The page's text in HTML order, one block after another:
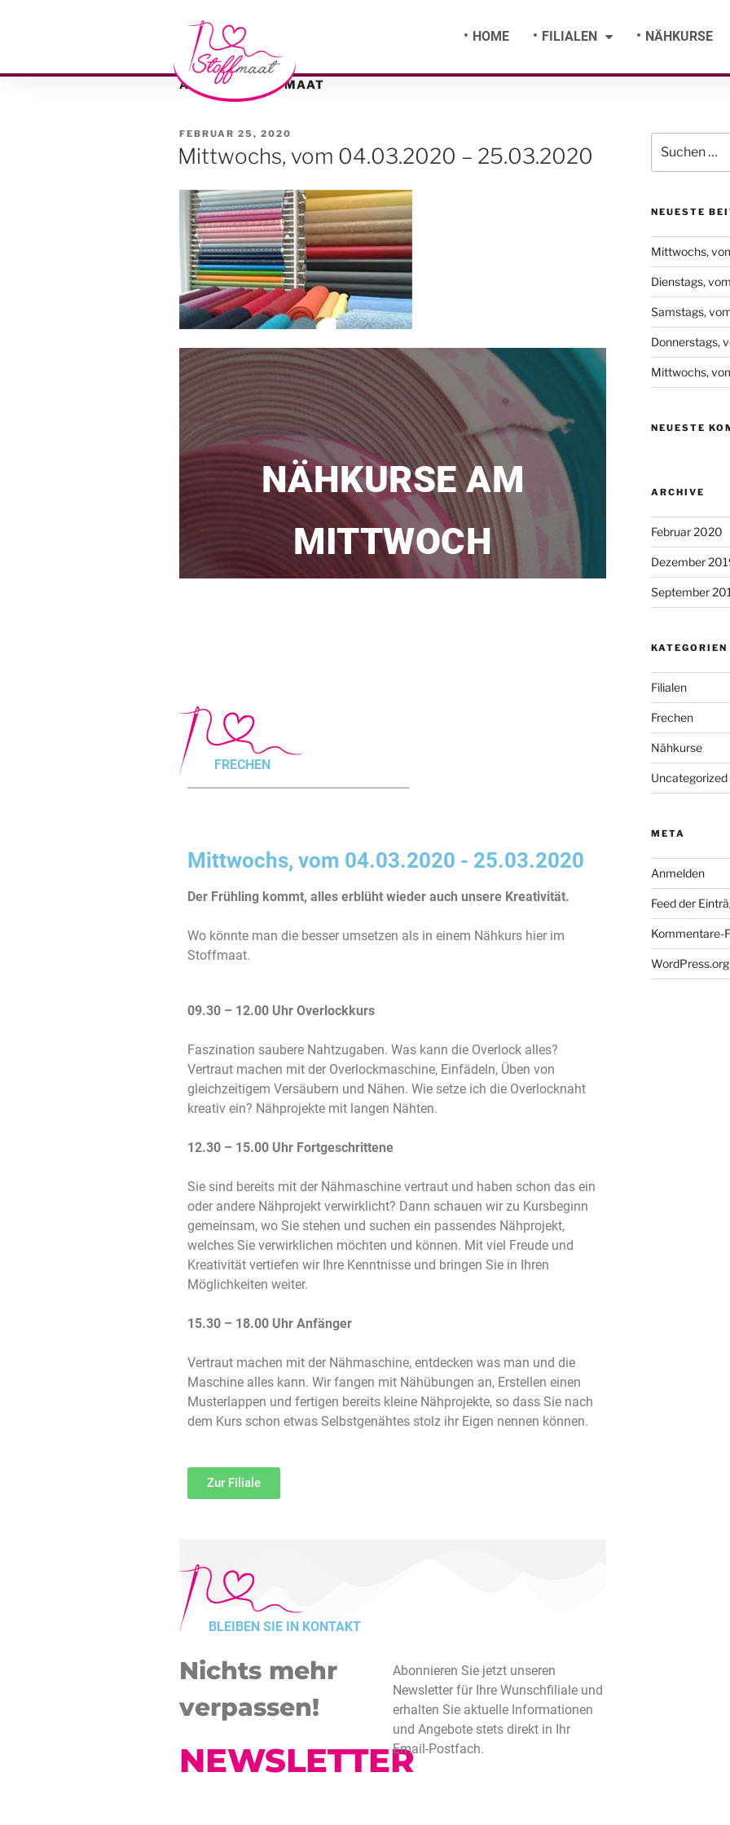
HOME FILIALEN NÄHKURSE
AUTOR: STOFFMAAT
FEBRUAR 25, 2020
Mittwochs, vom 04.03.2020 – 25.03.2020
NÄHKURSE AM
MITTWOCH
FRECHEN
Mittwochs, vom 04.03.2020 - 25.03.2020
Der Frühling kommt, alles erblüht wieder auch unsere Kreativität.
Wo könnte man die besser umsetzen als in einem Nähkurs hier im
Stoffmaat.
09.30 – 12.00 Uhr Overlockkurs
Faszination saubere Nahtzugaben. Was kann die Overlock alles?
Vertraut machen mit der Overlockmaschine, Einfädeln, Üben von
gleichzeitigem Versäubern und Nähen. Wie setze ich die Overlocknaht
kreativ ein? Nähprojekte mit langen Nähten.
12.30 – 15.00 Uhr Fortgeschrittene
Sie sind bereits mit der Nähmaschine vertraut und haben schon das ein
oder andere Nähprojekt verwirklicht? Dann schauen wir zu Kursbeginn
gemeinsam, wo Sie stehen und suchen ein passendes Nähprojekt,
welches Sie verwirklichen möchten und können. Mit viel Freude und
Kreativität vertiefen wir Ihre Kenntnisse und bringen Sie in Ihren
Möglichkeiten weiter.
15.30 – 18.00 Uhr Anfänger
Vertraut machen mit der Nähmaschine, entdecken was man und die
Maschine alles kann. Wir fangen mit Nähübungen an, Erstellen einen
Musterlappen und fertigen bereits kleine Nähprojekte, so dass Sie nach
dem Kurs schon etwas Selbstgenähtes stolz ihr Eigen nennen können.
Zur Filiale
BLEIBEN SIE IN KONTAKT
Nichts mehr
verpassen!
NEWSLETTER
Abonnieren Sie jetzt unseren
Newsletter für Ihre Wunschfiliale und
erhalten Sie aktuelle Informationen
und Angebote stets direkt in Ihr
Email-Postfach.
NEUESTE
Mittwochs,
Dienstags,
Samstags,
Donnerstags,
Mittwochs,
NEUESTE
ARCHIVE
Februar 2020
Dezember
September
KATEGORIEN
Filialen
Frechen
Nähkurse
Uncategorized
META
Anmelden
Feed der
Kommentare-
WordPress.org